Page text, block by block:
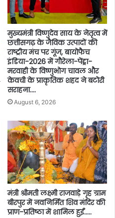
मुख्यमंत्री विष्णुदेव साय के नेतृत्व में
छत्तीसगढ़ के जैविक उत्पादों की
राष्ट्रीय मंच पर गूंज, बायोफैच
इंडिया-2026 में गौरेला-पेंड्रा-
मरवाही के विष्णुभोग चावल और
केवची के प्राकृतिक शहद ने बटोरी
सराहना….
August 6, 2026
मंत्री श्रीमती लक्ष्मी राजवाड़े गृह ग्राम
बीरपुर में नवनिर्मित शिव मंदिर की
प्राण-प्रतिष्ठा में शामिल हुईं…..